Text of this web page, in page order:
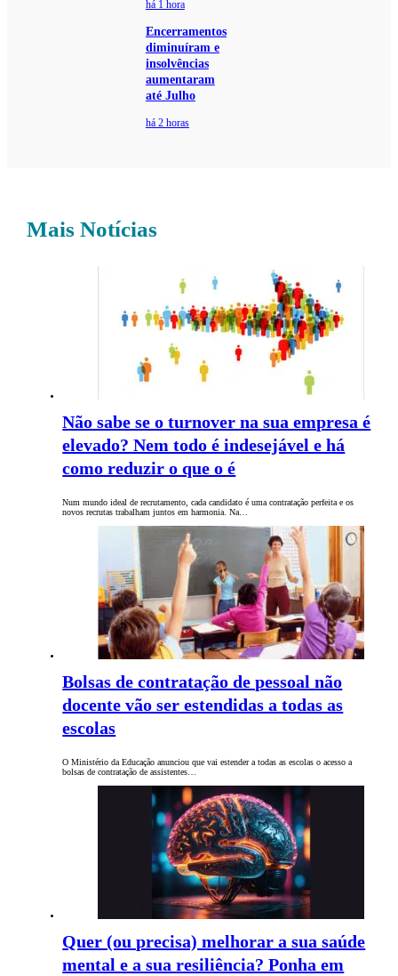
há 1 hora
Encerramentos
diminuíram e
insolvências
aumentaram
até Julho
há 2 horas
Mais Notícias
Não sabe se o turnover na sua empresa é
elevado? Nem todo é indesejável e há
como reduzir o que o é
Num mundo ideal de recrutamento, cada candidato é uma contratação perfeita e os
novos recrutas trabalham juntos em harmonia. Na…
Bolsas de contratação de pessoal não
docente vão ser estendidas a todas as
escolas
O Ministério da Educação anunciou que vai estender a todas as escolas o acesso a
bolsas de contratação de assistentes…
Quer (ou precisa) melhorar a sua saúde
mental e a sua resiliência? Ponha em